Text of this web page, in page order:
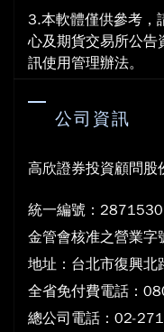
3.本軟體僅供參考，
心及期貨交易所公告
訊使用管理辦法。
公司資訊
高欣證券投資顧問股
統一編號：
金管會核准之營業
地址：台北市復興
全省免付費電話：
總公司電話：02-